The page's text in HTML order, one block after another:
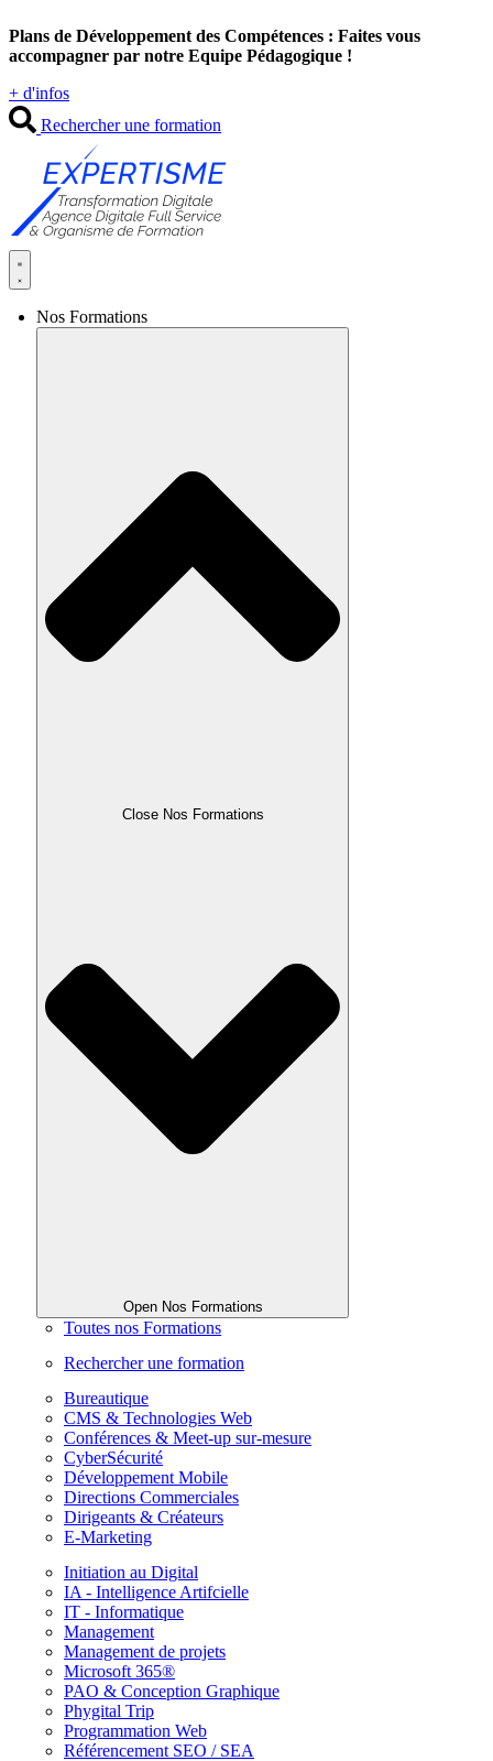
au
contenu
Plans de Développement des Compétences : Faites vous
accompagner par notre Equipe Pédagogique !
+ d'infos
Rechercher une formation
Nos Formations
Close Nos Formations
Open Nos Formations
Toutes nos Formations
Rechercher une formation
Bureautique
CMS & Technologies Web
Conférences & Meet-up sur-mesure
CyberSécurité
Développement Mobile
Directions Commerciales
Dirigeants & Créateurs
E-Marketing
Initiation au Digital
IA - Intelligence Artifcielle
IT - Informatique
Management
Management de projets
Microsoft 365®
PAO & Conception Graphique
Phygital Trip
Programmation Web
Référencement SEO / SEA